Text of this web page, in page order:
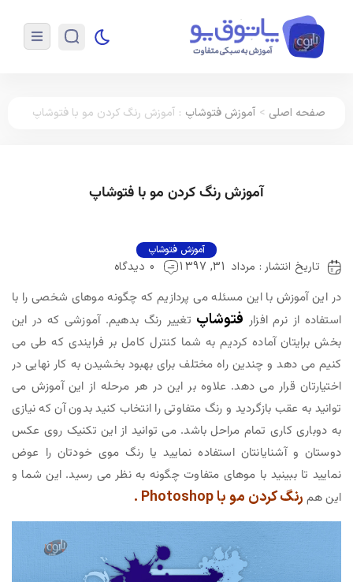
صفحه اصلی > آموزش فتوشاپ : آموزش رنگ کردن مو با فتوشاپ
آموزش رنگ کردن مو با فتوشاپ
آموزش فتوشاپ
تاریخ انتشار : مرداد 31, 1397 0 دیدگاه
در این آموزش با این مسئله می پردازیم که چگونه موهای شخصی را با
استفاده از نرم افزار فتوشاپ تغییر رنگ بدهیم. آموزشی که در این
بخش برایتان آماده کردیم به شما کنترل کامل بر فرایندی که طی می
کنیم می دهد و چندین راه مختلف برای بهبود بخشیدن به کار نهایی در
اختیارتان قرار می دهد. علاوه بر این در هر مرحله از این آموزش می
توانید به عقب بازگردید و رنگ متفاوتی را انتخاب کنید بدون آن که نیازی
به دوباری کاری تمام مراحل باشد. می توانید از این تکنیک روی عکس
دوستان و آشنایانتان استفاده نمایید یا رنگ موی خودتان را عوض
نمایید تا ببینید با موهای متفاوت چگونه به نظر می رسید. این شما و
این هم رنگ کردن مو با Photoshop .